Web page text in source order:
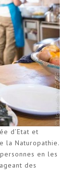
d’Etat et
la Naturopathie.
en les
des